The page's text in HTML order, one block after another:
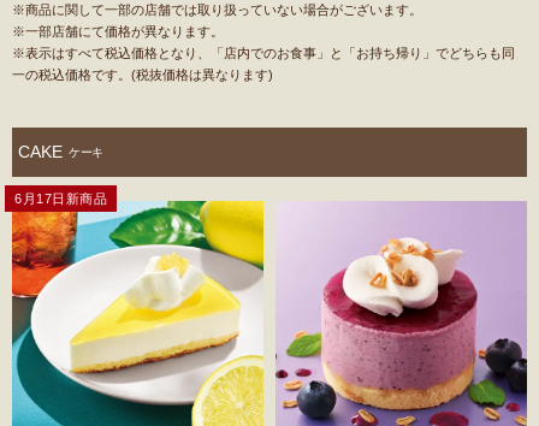
※商品に関して⼀部の店舗では取り扱っていない場合がございます。
※一部店舗にて価格が異なります。
※表示はすべて税込価格となり、「店内でのお食事」と「お持ち帰り」でどちらも同
一の税込価格です。(税抜価格は異なります)
CAKE ケーキ
6月17日新商品